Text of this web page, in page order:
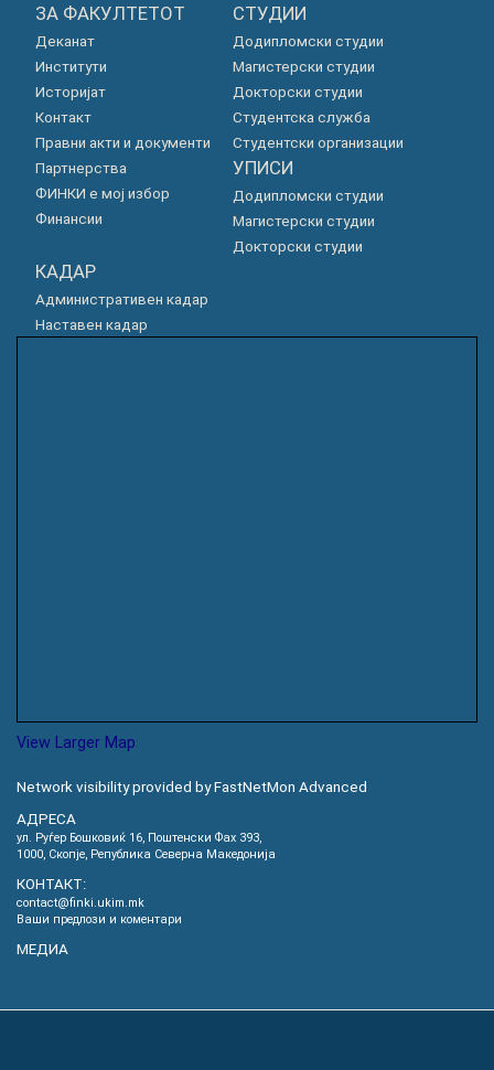
ЗА ФАКУЛТЕТОТ
Деканат
Институти
Историјат
Контакт
Правни акти и документи
Партнерства
ФИНКИ е мој избор
Финансии
СТУДИИ
Додипломски студии
Магистерски студии
Докторски студии
Студентска служба
Студентски организации
УПИСИ
Додипломски студии
Магистерски студии
Докторски студии
КАДАР
Административен кадар
Наставен кадар
View Larger Map
Network visibility provided by FastNetMon Advanced
АДРЕСА
ул. Руѓер Бошковиќ 16, Пoштенски Фах 393,
1000, Скопје, Република Северна Македонија
КОНТАКТ:
contact@finki.ukim.mk
Ваши предлози и коментари
МЕДИА